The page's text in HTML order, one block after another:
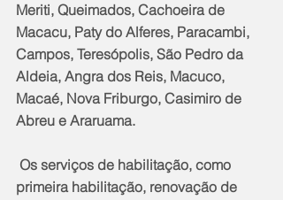
Meriti, Queimados, Cachoeira de
Macacu, Paty do Alferes, Paracambi,
Campos, Teresópolis, São Pedro da
Aldeia, Angra dos Reis, Macuco,
Macaé, Nova Friburgo, Casimiro de
Abreu e Araruama.
primeira habilitação, renovação de